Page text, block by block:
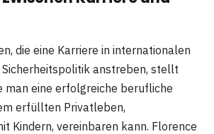
die eine Karriere in internationalen
Sicherheitspolitik anstreben, stellt
man eine erfolgreiche berufliche
erfüllten Privatleben,
Kindern, vereinbaren kann. Florence